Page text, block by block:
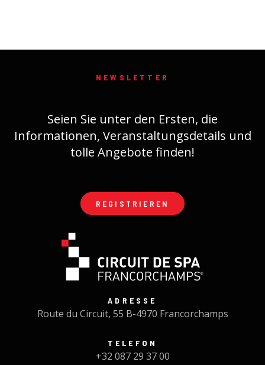
NEWSLETTER
Seien Sie unter den Ersten, die
Informationen, Veranstaltungsdetails und
tolle Angebote finden!
REGISTRIEREN
ADRESSE
Route du Circuit, 55 B-4970 Francorchamps
TELEFON
+32 087 29 37 00